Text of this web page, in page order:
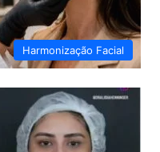
Harmonização Facial